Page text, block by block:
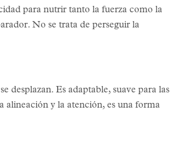
para nutrir tanto la fuerza como la
No se trata de perseguir la
desplazan. Es adaptable, suave para las
alineación y la atención, es una forma